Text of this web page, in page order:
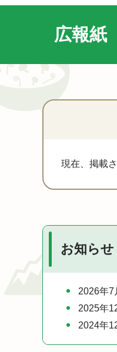
広報紙
本
現在、掲載
お知らせ
2026年7
2025年
2024年